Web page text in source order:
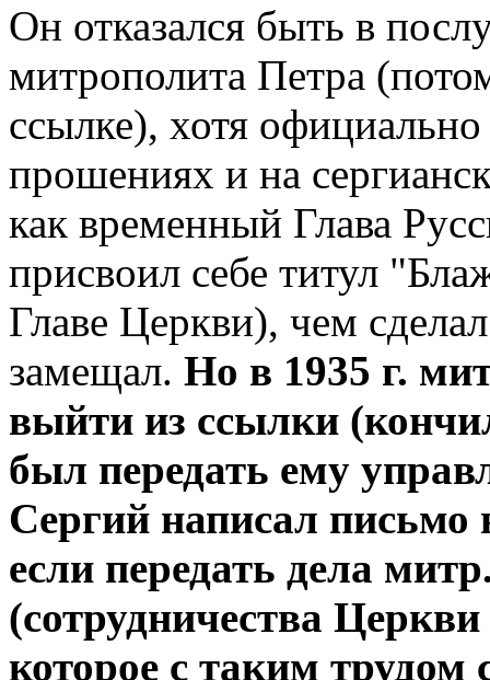
Он отказался быть в
митрополита Петра
ссылке), хотя
прошениях и на
как временный Глава
присвоил себе титул
Главе Церкви), чем
замещал. Но в 1935 г.
выйти из ссылки
был передать ему
Сергий написал
если передать дела
(сотрудничества
которое с таким